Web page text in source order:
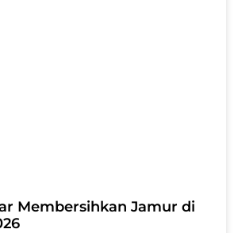
Membersihkan Jamur di